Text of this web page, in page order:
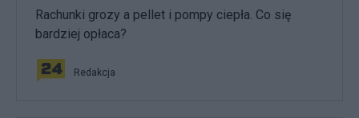
Rachunki grozy a pellet i pompy ciepła. Co się
bardziej opłaca?
Redakcja